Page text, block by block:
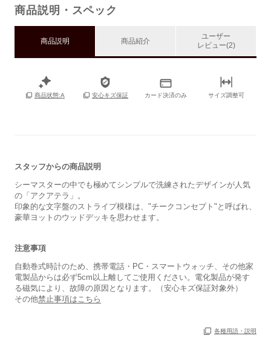
商品説明・スペック
商品説明 商品紹介
ユーザー
レビュー(2)
商品状態:A 安心キズ保証 カード決済のみ サイズ調整可
スタッフからの商品説明
シーマスターの中でも極めてシンプルで洗練されたデザインが人気
の「アクアテラ」。
印象的な文字盤のストライプ模様は、"チークコンセプト"と呼ばれ、
豪華ヨットのウッドデッキを思わせます。
注意事項
自動巻式時計のため、携帯電話・PC・スマートウォッチ、その他家
電製品からは必ず5cm以上離してご使用ください。電化製品が発す
る磁気により、故障の原因となります。（安心キズ保証対象外）
その他禁止事項はこちら
各種用語・説明